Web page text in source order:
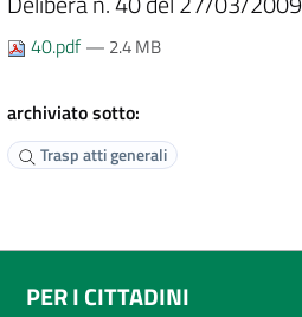
40.pdf— 2.4 MB
archiviato sotto:
Trasp atti generali
PER I CITTADINI